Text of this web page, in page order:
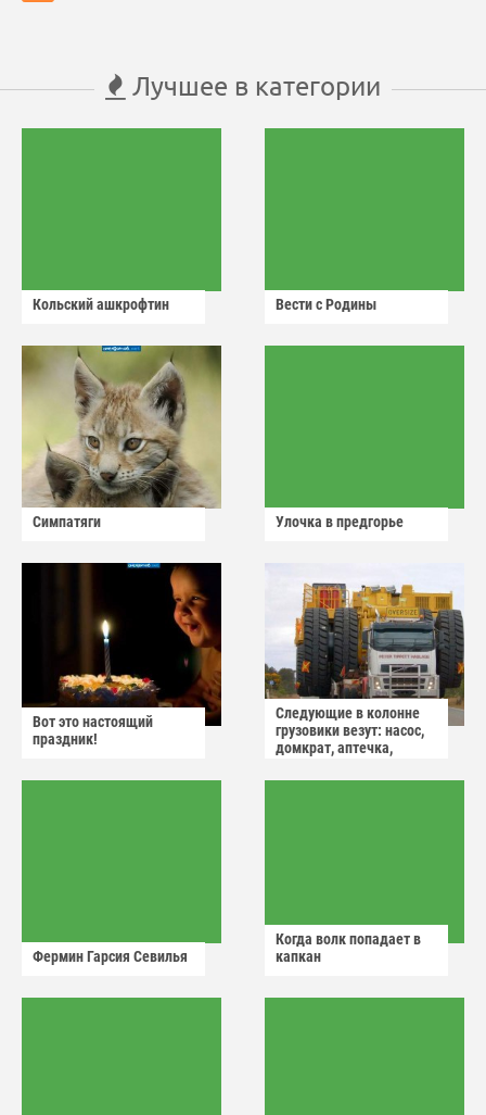
Лучшее в категории
Кольский ашкрофтин Вести с Родины
Симпатяги Улочка в предгорье
Вот это настоящий
праздник!
Следующие в колонне
грузовики везут: насос,
домкрат, аптечка,
Фермин Гарсия Севилья
Когда волк попадает в
капкан